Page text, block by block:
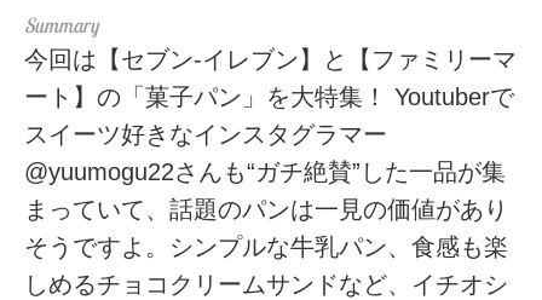
今回は【セブン-イレブン】と【ファミリーマ
ート】の「菓子パン」を大特集！ Youtuberで
スイーツ好きなインスタグラマー
@yuumogu22さんも“ガチ絶賛”した一品が集
まっていて、話題のパンは一見の価値があり
そうですよ。シンプルな牛乳パン、食感も楽
しめるチョコクリームサンドなど、イチオシ